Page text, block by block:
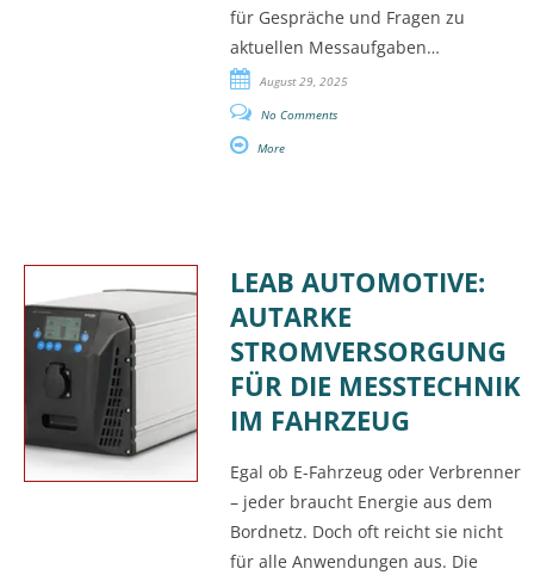
für Gespräche und Fragen zu
aktuellen Messaufgaben…
August 29, 2025
No Comments
More
LEAB AUTOMOTIVE:
AUTARKE
STROMVERSORGUNG
FÜR DIE MESSTECHNIK
IM FAHRZEUG
Egal ob E-Fahrzeug oder Verbrenner
– jeder braucht Energie aus dem
Bordnetz. Doch oft reicht sie nicht
für alle Anwendungen aus. Die